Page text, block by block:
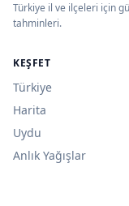
Türkiye il ve ilçeleri için
tahminleri.
KEŞFET
Türkiye
Harita
Uydu
Anlık Yağışlar